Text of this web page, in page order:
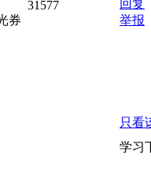
31577
券
回复
举报
只看
学习